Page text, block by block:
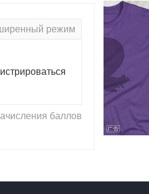
режим
баллов